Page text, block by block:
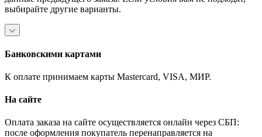
выбирайте другие варианты.
Банковскими картами
К оплате принимаем карты Mastercard, VISA, МИР.
На сайте
Оплата заказа на сайте осуществляется онлайн через СБП:
после оформления покупатель перенаправляется на